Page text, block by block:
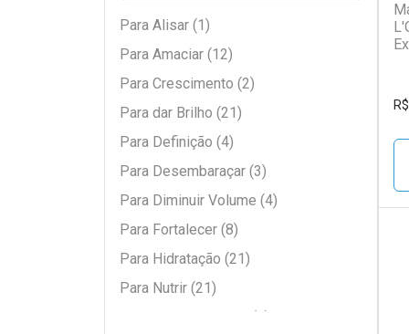
R$
Com Glicerina (1)
Com Manteiga de Babaçu (2)
Com Manteiga de Cacau (1)
Com Óleo de Amla (1)
Com Óleo de Argan (3)
Com Óleo de Coco (5)
Com Óleo de Girassol (4)
Com Óleo de Limnanthes (1)
Com Óleo de Linhaça (2)
Com Óleo de Rícino (3)
Para Alisar (1)
Para Amaciar (12)
Para Crescimento (2)
Para dar Brilho (21)
Para Definição (4)
Para Desembaraçar (3)
Para Diminuir Volume (4)
Para Fortalecer (8)
Para Hidratação (21)
Para Nutrir (21)
Para Praia e Piscina (1)